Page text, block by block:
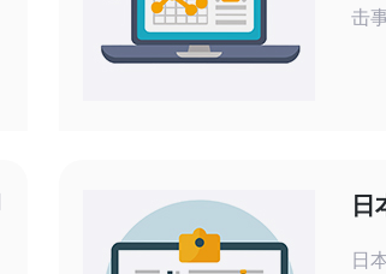
击
选
合
日
日